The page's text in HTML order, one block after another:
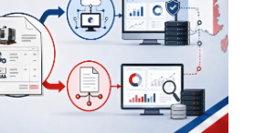
法
国